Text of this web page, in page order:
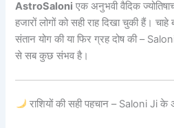
AstroSaloni एक अनुभवी वैदिक
हजारों लोगों को सही राह दिखा चुकी हैं। चाहे
संतान योग की या फिर ग्रह दोष की –
से सब कुछ संभव है।
राशियों की सही पहचान – Saloni Ji के